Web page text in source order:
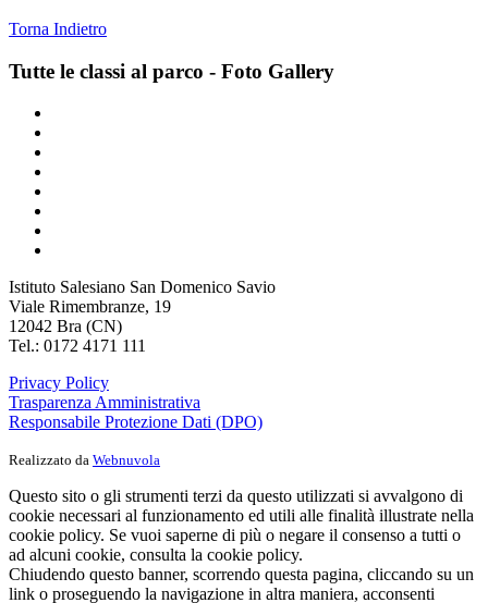
Torna Indietro
Tutte le classi al parco - Foto Gallery
Istituto Salesiano San Domenico Savio
Viale Rimembranze, 19
12042 Bra (CN)
Tel.: 0172 4171 111
Privacy Policy
Trasparenza Amministrativa
Responsabile Protezione Dati (DPO)
Realizzato da Webnuvola
Questo sito o gli strumenti terzi da questo utilizzati si avvalgono di
cookie necessari al funzionamento ed utili alle finalità illustrate nella
cookie policy. Se vuoi saperne di più o negare il consenso a tutti o
ad alcuni cookie, consulta la cookie policy.
Chiudendo questo banner, scorrendo questa pagina, cliccando su un
link o proseguendo la navigazione in altra maniera, acconsenti